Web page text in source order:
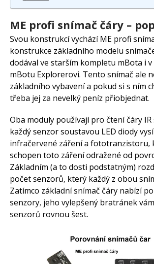
ME profi snímač čáry –
Svou konstrukcí vychází ME profi
konstrukce základního modelu
dodával ve starším kompletu mBota i
mBotu Explorerovi. Tento snímač ale
základního vybavení a pokud si s ním
třeba jej za nevelký peníz přiobjednat.
Oba moduly používají pro čtení čáry IR
každý senzor soustavou LED diody
infračervené záření a fototranzistoru,
schopen toto záření odražené od
Základním (a to dosti podstatným)
počet senzorů, který každý z obou
Zatímco základní snímač čáry nabízí
senzory, jeho vylepšený bratránek
senzorů rovnou šest.